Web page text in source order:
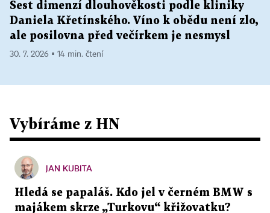
Šest dimenzí dlouhověkosti podle kliniky
Daniela Křetínského. Víno k obědu není zlo,
ale posilovna před večírkem je nesmysl
30. 7. 2026 ▪ 14 min. čtení
Vybíráme z HN
JAN KUBITA
Hledá se papaláš. Kdo jel v černém BMW s
majákem skrze „Turkovu“ křižovatku?